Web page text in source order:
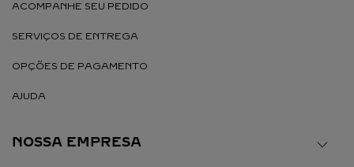
ACOMPANHE SEU PEDIDO
SERVIÇOS DE ENTREGA
OPÇÕES DE PAGAMENTO
AJUDA
NOSSA EMPRESA